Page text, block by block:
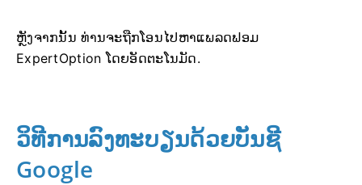
ຫຼັງຈາກນັ້ນ ທ່ານຈະຖືກໂອນໄປຫາແພລດຟອມ
ExpertOption ໂດຍອັດຕະໂນມັດ.
ວິທີການລົງທະບຽນດ້ວຍບັນຊີ
Google